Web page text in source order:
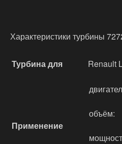
Характеристики турбины
Турбина для Renault
Применение
объём: